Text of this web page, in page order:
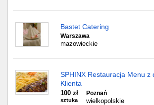
Bastet Catering
Warszawa
mazowieckie
SPHINX Restauracja Menu z
Klienta
100 zł
sztuka
Poznań
wielkopolskie